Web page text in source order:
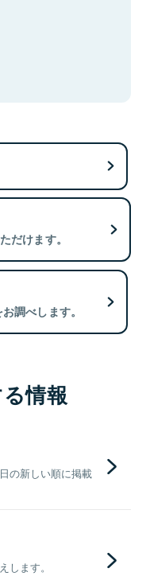
だけます。
調べします。
情報
の新しい順に掲載
します。